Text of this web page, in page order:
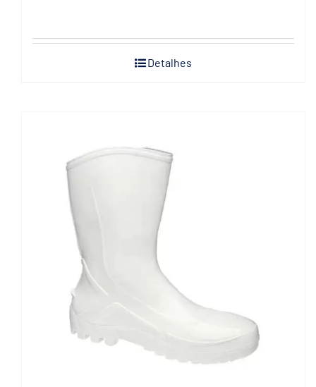
Detalhes